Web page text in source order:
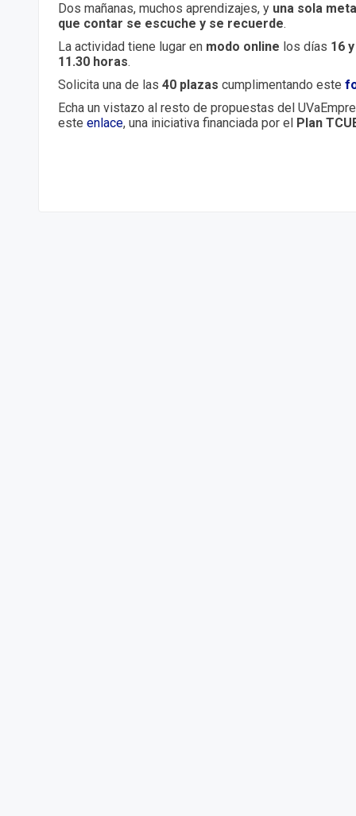
Dos mañanas, muchos aprendizajes, y una sola
que contar se escuche y se recuerde.
La actividad tiene lugar en modo online los días 16
11.30 horas.
Solicita una de las 40 plazas cumplimentando este
Echa un vistazo al resto de propuestas del
este enlace, una iniciativa financiada por el Plan